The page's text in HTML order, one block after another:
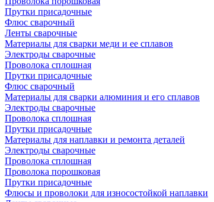
Прутки присадочные
Флюс сварочный
Ленты сварочные
Материалы для сварки меди и ее сплавов
Электроды сварочные
Проволока сплошная
Прутки присадочные
Флюс сварочный
Материалы для сварки алюминия и его сплавов
Электроды сварочные
Проволока сплошная
Прутки присадочные
Материалы для наплавки и ремонта деталей
Электроды сварочные
Проволока сплошная
Проволока порошковая
Прутки присадочные
Флюсы и проволоки для износостойкой наплавки